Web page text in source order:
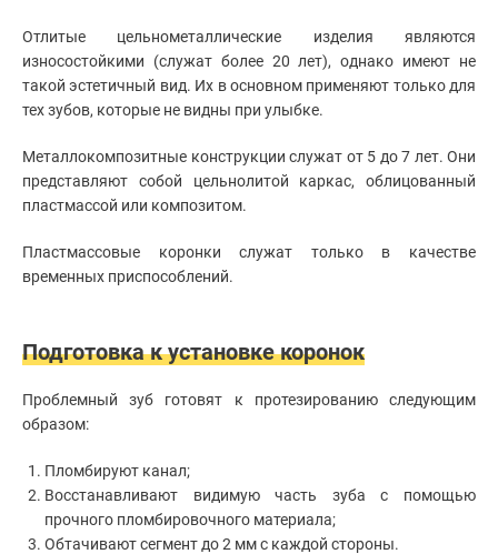
Отлитые цельнометаллические изделия являются
износостойкими (служат более 20 лет), однако имеют не
такой эстетичный вид. Их в основном применяют только для
тех зубов, которые не видны при улыбке.
Металлокомпозитные конструкции служат от 5 до 7 лет. Они
представляют собой цельнолитой каркас, облицованный
пластмассой или композитом.
Пластмассовые коронки служат только в качестве
временных приспособлений.
Подготовка к установке коронок
Проблемный зуб готовят к протезированию следующим
образом:
Пломбируют канал;
Восстанавливают видимую часть зуба с помощью
прочного пломбировочного материала;
Обтачивают сегмент до 2 мм с каждой стороны.